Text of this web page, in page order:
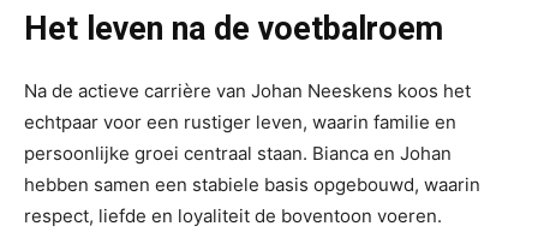
Het leven na de voetbalroem
Na de actieve carrière van Johan Neeskens koos het
echtpaar voor een rustiger leven, waarin familie en
persoonlijke groei centraal staan. Bianca en Johan
hebben samen een stabiele basis opgebouwd, waarin
respect, liefde en loyaliteit de boventoon voeren.